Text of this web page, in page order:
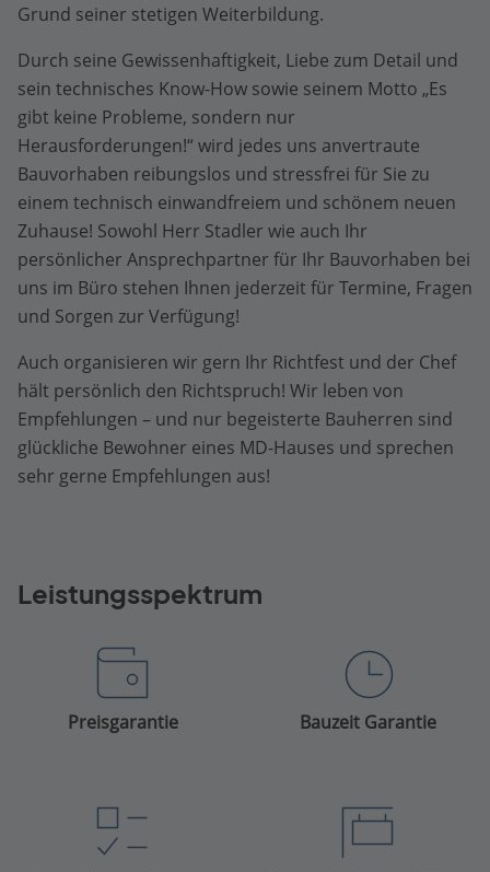
Grund seiner stetigen Weiterbildung.
Durch seine Gewissenhaftigkeit, Liebe zum Detail und
sein technisches Know-How sowie seinem Motto „Es
gibt keine Probleme, sondern nur
Herausforderungen!“ wird jedes uns anvertraute
Bauvorhaben reibungslos und stressfrei für Sie zu
einem technisch einwandfreiem und schönem neuen
Zuhause! Sowohl Herr Stadler wie auch Ihr
persönlicher Ansprechpartner für Ihr Bauvorhaben bei
uns im Büro stehen Ihnen jederzeit für Termine, Fragen
und Sorgen zur Verfügung!
Auch organisieren wir gern Ihr Richtfest und der Chef
hält persönlich den Richtspruch! Wir leben von
Empfehlungen – und nur begeisterte Bauherren sind
glückliche Bewohner eines MD-Hauses und sprechen
sehr gerne Empfehlungen aus!
Leistungsspektrum
Preisgarantie Bauzeit Garantie